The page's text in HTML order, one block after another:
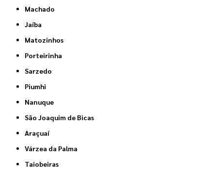
Machado
Jaíba
Matozinhos
Porteirinha
Sarzedo
Piumhi
Nanuque
São Joaquim de Bicas
Araçuaí
Várzea da Palma
Taiobeiras